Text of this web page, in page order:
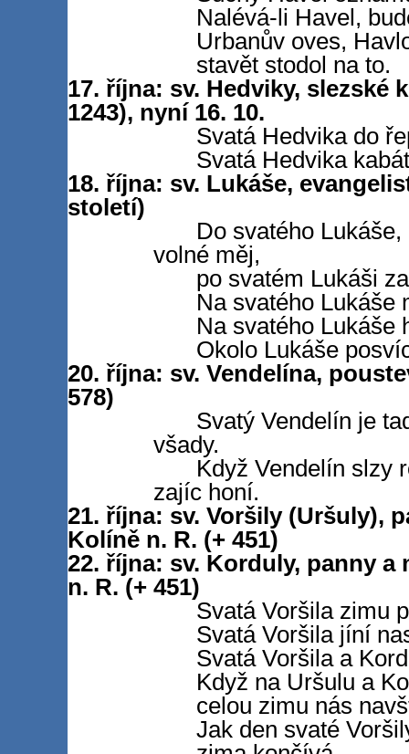
Nalévá-li Havel,
Urbanův oves,
stavět stodol na to.
17. října: sv. Hedviky, slezské
1243), nyní 16. 10.
Svatá Hedvika do
Svatá Hedvika
18. října: sv. Lukáše,
století)
Do svatého
volné měj,
po svatém Lukáši
Na svatého Lukáše
Na svatého Lukáše
Okolo Lukáše
20. října: sv. Vendelína,
578)
Svatý Vendelín je
všady.
Když Vendelín slzy
zajíc honí.
21. října: sv. Voršily (Uršuly),
Kolíně n. R. (+ 451)
22. října: sv. Korduly, panny a
n. R. (+ 451)
Svatá Voršila zimu
Svatá Voršila jíní
Svatá Voršila a
Když na Uršulu a
celou zimu nás
Jak den svaté